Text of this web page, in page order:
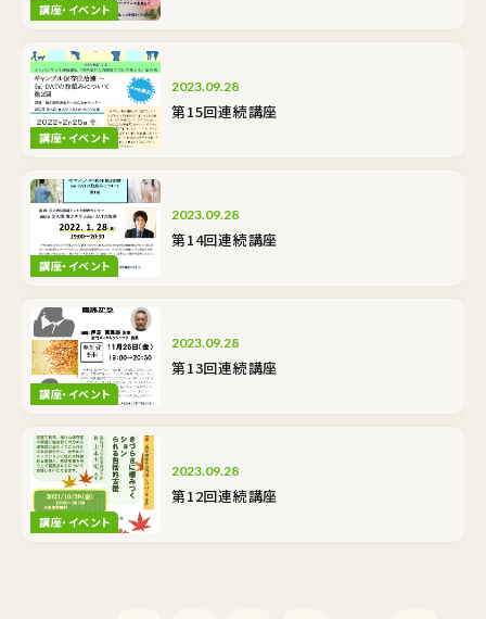
講座・イベント
講座・イベント
2023.09.28
第15回連続講座
講座・イベント
2023.09.28
第14回連続講座
講座・イベント
2023.09.28
第13回連続講座
講座・イベント
2023.09.28
第12回連続講座